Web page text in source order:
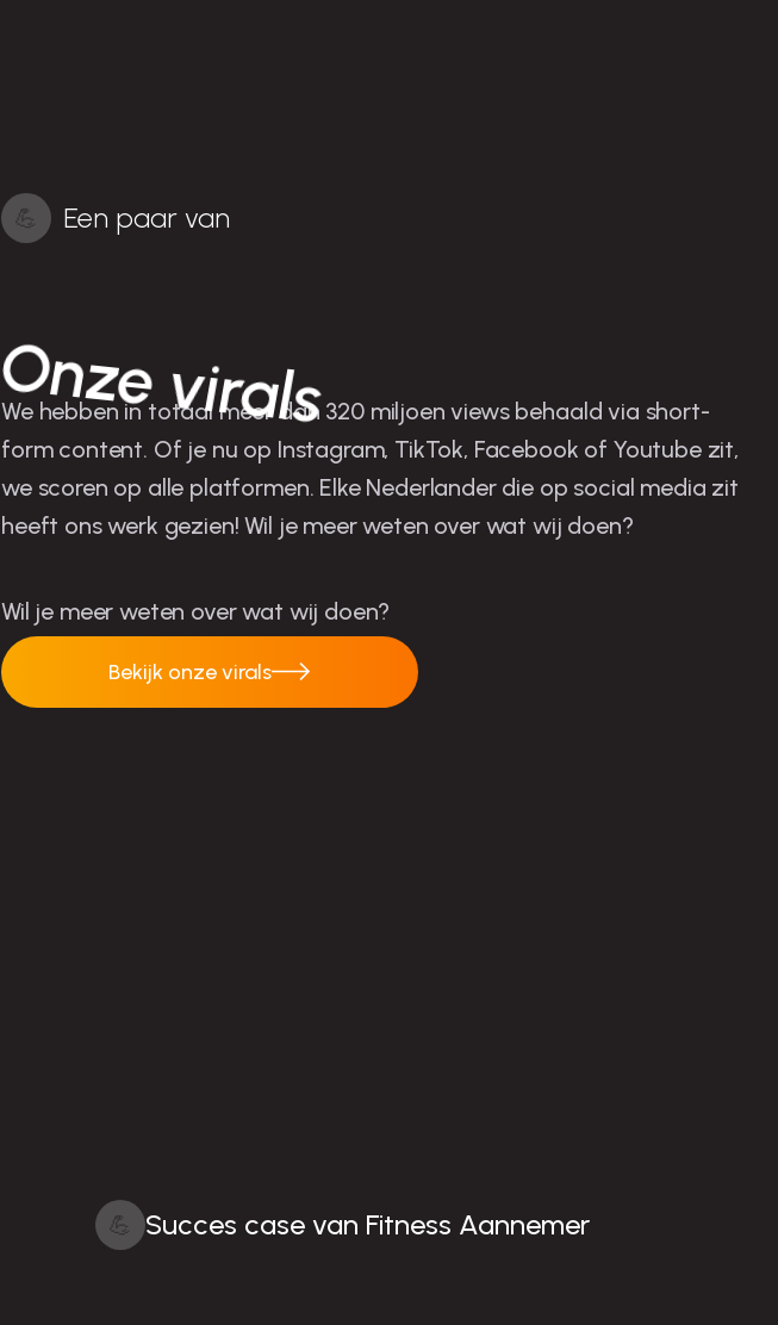
💪 Een paar van
Onze virals
We hebben in totaal meer dan 320 miljoen views behaald via short-
form content. Of je nu op Instagram, TikTok, Facebook of Youtube zit,
we scoren op alle platformen. Elke Nederlander die op social media zit
heeft ons werk gezien! Wil je meer weten over wat wij doen?
Wil je meer weten over wat wij doen?
Bekijk onze virals
💪 Succes case van Fitness Aannemer